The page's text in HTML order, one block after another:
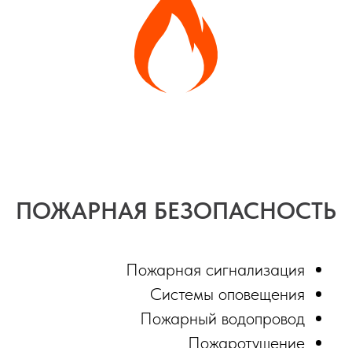
ПОЖАРНАЯ БЕЗОПАСНОСТЬ
Пожарная сигнализация
Системы оповещения
Пожарный водопровод
Пожаротушение